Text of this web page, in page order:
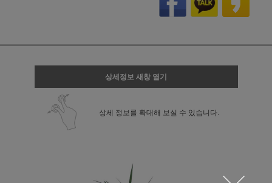
상세정보 새창 열기
상세 정보를 확대해 보실 수 있습니다.